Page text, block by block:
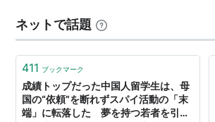
司令塔に、警察庁や外務省、防衛省、公
情報機関に対する「総合調整権」を与え
供を義務づけます。 ■スパイ・謀…
ネットで話題
411 ブックマーク
成績トップだった中国人留学生は、母
国の“依頼”を断れずスパイ活動の「末
端」に転落した 夢を持つ若者を引き